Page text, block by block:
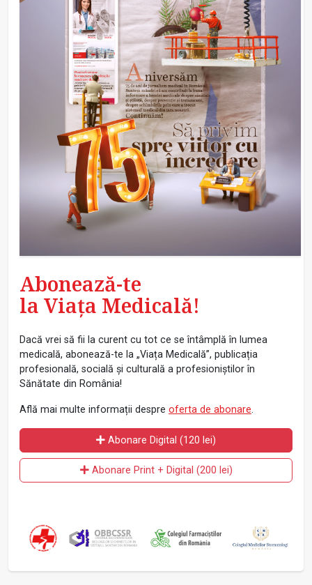
Abonează-te
la Viața Medicală!
Dacă vrei să fii la curent cu tot ce se întâmplă în lumea
medicală, abonează-te la „Viața Medicală”, publicația
profesională, socială și culturală a profesioniștilor în
Sănătate din România!
Află mai multe informații despre oferta de abonare.
Abonare Digital (120 lei)
Abonare Print + Digital (200 lei)